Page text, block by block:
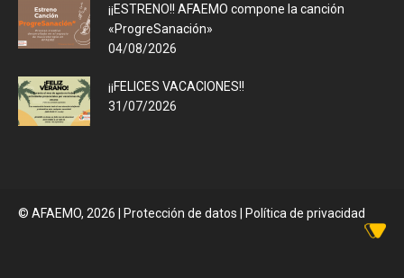
¡¡ESTRENO!! AFAEMO compone la canción
«ProgreSanación»
04/08/2026
¡¡FELICES VACACIONES!!
31/07/2026
© AFAEMO, 2026 | Protección de datos | Política de privacidad